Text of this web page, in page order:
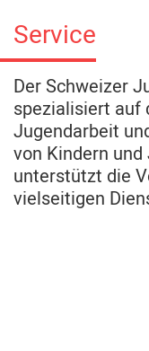
Service
Der Schweizer
spezialisiert auf
Jugendarbeit
von Kindern
unterstützt die
vielseitigen